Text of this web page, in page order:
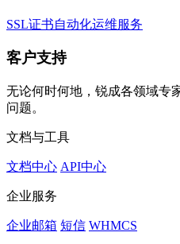
SSL证书自动化运维服务
客户支持
无论何时何地，锐成各领域专
问题。
文档与工具
文档中心 API中心
企业服务
企业邮箱 短信 WHMCS